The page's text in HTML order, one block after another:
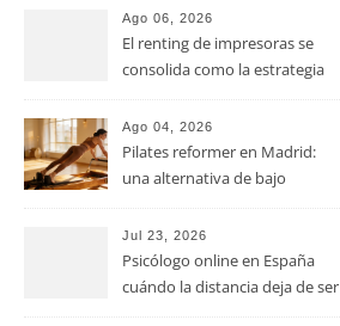
pymes
Ago 06, 2026
El renting de impresoras se
consolida como la estrategia
operativos en las pequeñas y
medianas empresas
Ago 04, 2026
Pilates reformer en Madrid:
una alternativa de bajo
fuerza y movilidad
Jul 23, 2026
Psicólogo online en España
cuándo la distancia deja de ser